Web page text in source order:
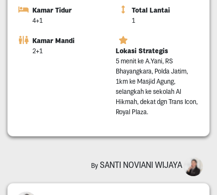
Kamar Tidur
4+1
Total Lantai
1
Kamar Mandi
2+1 Lokasi Strategis
5 menit ke A.Yani, RS
Bhayangkara, Polda Jatim,
1km ke Masjid Agung,
selangkah ke sekolah Al
Hikmah, dekat dgn Trans Icon,
Royal Plaza.
By SANTI NOVIANI WIJAYA